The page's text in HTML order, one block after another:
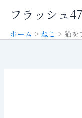
ス
フラッシュ47
ホーム ねこ 猫を